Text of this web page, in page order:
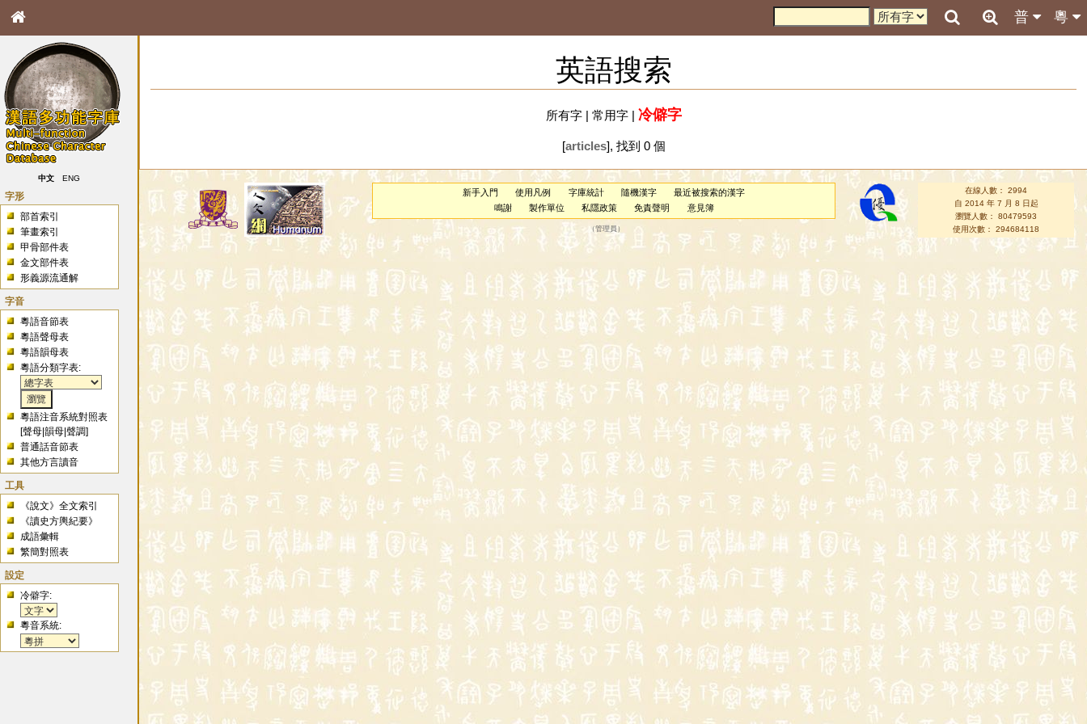
粵
普
中文 ENG
字形
部首索引
筆畫索引
甲骨部件表
金文部件表
形義源流通解
字音
粵語音節表
粵語聲母表
粵語韻母表
粵語分類字表:
粵語注音系統對照表
[聲母 |韻母 |聲調]
普通話音節表
其他方言讀音
工具
《說文》全文索引
《讀史方輿紀要》
成語彙輯
繁簡對照表
設定
冷僻字:
粵音系統:
英語搜索
所有字| 常用字| 冷僻字
[articles], 找到 0 個
新手入門 使用凡例 字庫統計 隨機漢字
最近被搜索的漢字
鳴謝
製作單位 私隱政策 免責聲明 意見簿
（管理員 ）
在線人數： 2994
自 2014 年 7 月 8 日起
瀏覽人數： 80479593
使用次數： 294684118